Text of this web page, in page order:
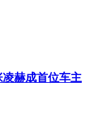
凌赫成首位车主